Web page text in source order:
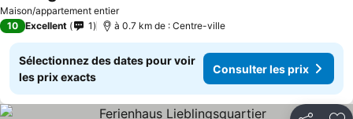
Maison/appartement entier
10 Excellent 1 à 0.7 km de : Centre-ville
Sélectionnez des dates pour voir
les prix exacts
Consulter les prix